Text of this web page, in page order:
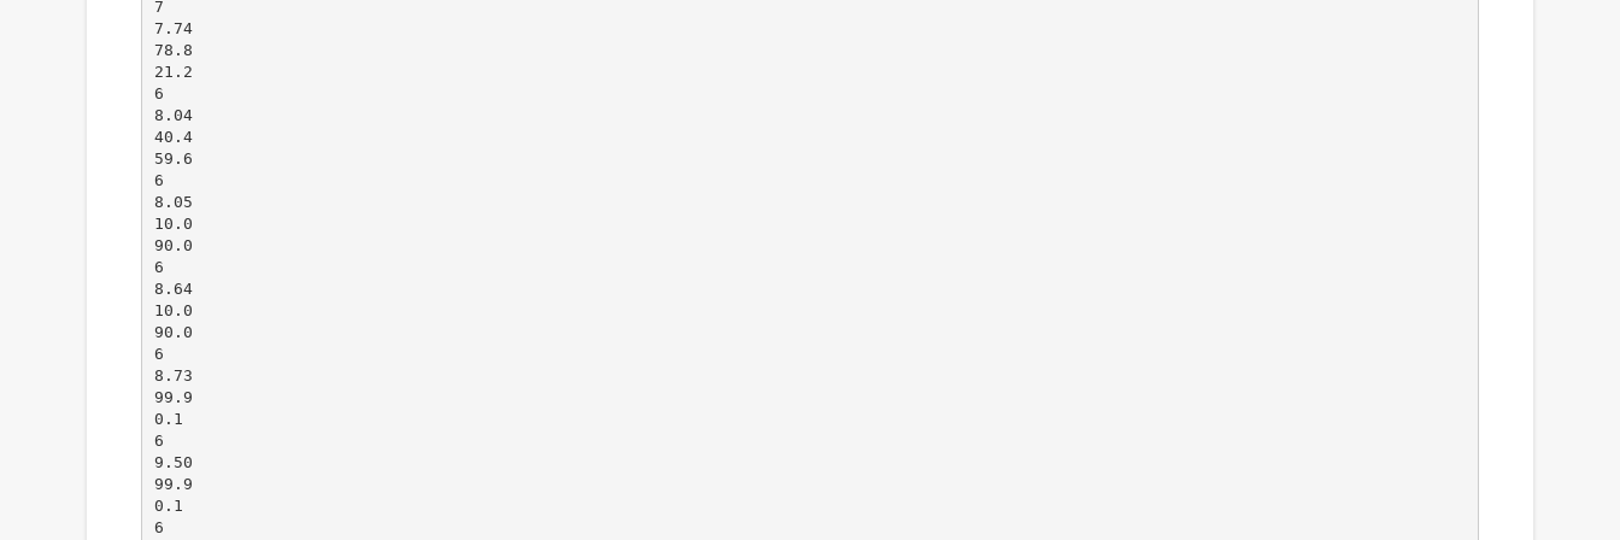
7
7.74
78.8
21.2
6
8.04
40.4
59.6
6
8.05
10.0
90.0
6
8.64
10.0
90.0
6
8.73
99.9
0.1
6
9.50
99.9
0.1
6